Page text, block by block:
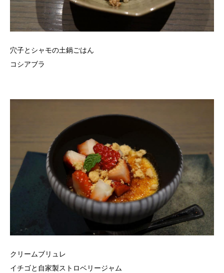
穴子とシャモの土鍋ごはん
コシアブラ
クリームブリュレ
イチゴと自家製ストロベリージャム